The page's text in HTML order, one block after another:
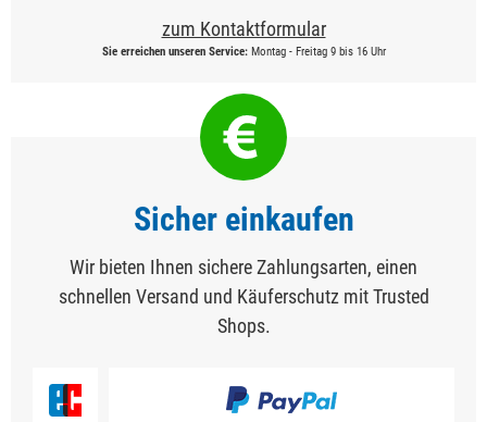
zum Kontaktformular
Sie erreichen unseren Service:Montag - Freitag 9 bis 16 Uhr
Sicher einkaufen
Wir bieten Ihnen sichere Zahlungsarten, einen
schnellen Versand und Käuferschutz mit Trusted
Shops.